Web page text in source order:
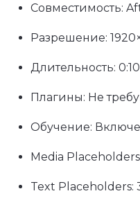
Совместимость:
Разрешение:
Длительность: 0:10
Плагины: Не
Обучение:
Media
Text Placeholders: